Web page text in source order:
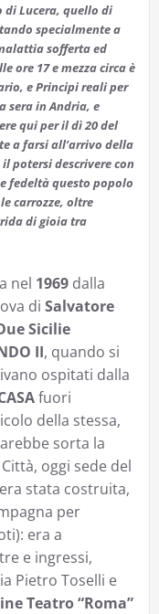
di Lucera, quello di
specialmente a
sofferta ed
ore 17 e mezza circa è
e Principi reali per
sera in Andria, e
qui per il dì 20 del
a farsi all’arrivo della
potersi descrivere con
fedeltà questo popolo
carrozze, oltre
di gioia tra
nel 1969dalla
di Salvatore
Sicilie
II, quando si
ospitati dalla
fuori
della stessa,
sorta la
oggi sede del
stata costruita,
per
era a
e ingressi,
Pietro Toselli e
Teatro “Roma”